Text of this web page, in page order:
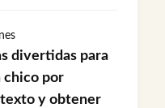
divertidas para
chico por
y obtener